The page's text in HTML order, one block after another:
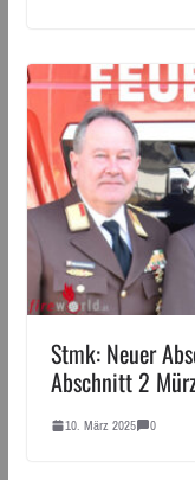
Stmk: Neuer
Abschnitt 2
10. März 2025 0